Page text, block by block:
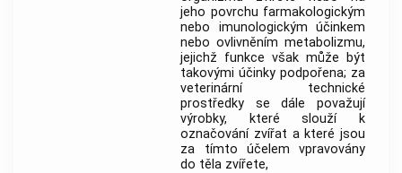
jeho povrchu farmakologickým
nebo imunologickým účinkem
nebo ovlivněním metabolizmu,
jejichž funkce však může být
takovými účinky podpořena; za
veterinární technické
prostředky se dále považují
výrobky, které slouží k
označování zvířat a které jsou
za tímto účelem vpravovány
do těla zvířete,